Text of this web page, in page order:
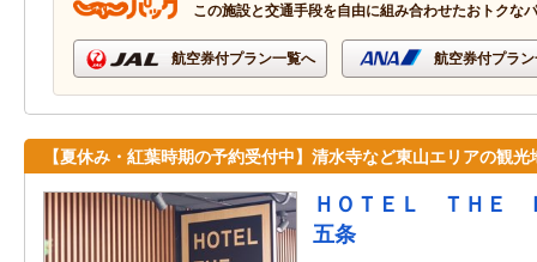
この施設と交通手段を自由に組み合わせたおトクな
航空券付プラン一覧へ 航空券付プラ
【夏休み・紅葉時期の予約受付中】清水寺など東山エリアの観光
ＨＯＴＥＬ ＴＨＥ
五条